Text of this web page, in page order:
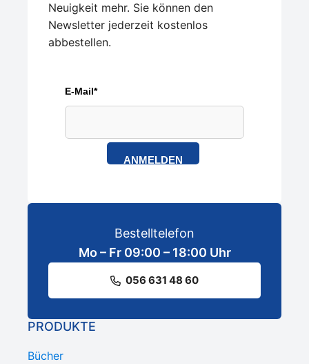
Neuigkeit mehr. Sie können den
Newsletter jederzeit kostenlos
abbestellen.
E-Mail*
ANMELDEN
Bestelltelefon
Mo – Fr 09:00 – 18:00 Uhr
056 631 48 60
PRODUKTE
Bücher